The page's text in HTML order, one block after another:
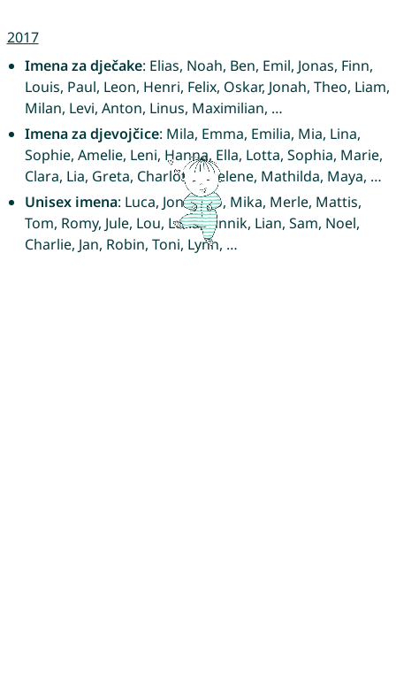
2017
Imena za dječake: Elias, Noah, Ben, Emil, Jonas, Finn,
Louis, Paul, Leon, Henri, Felix, Oskar, Jonah, Theo, Liam,
Milan, Levi, Anton, Linus, Maximilian, …
Imena za djevojčice: Mila, Emma, Emilia, Mia, Lina,
Sophie, Amelie, Leni, Hanna, Ella, Lotta, Sophia, Marie,
Clara, Lia, Greta, Charlotte, Helene, Mathilda, Maya, …
Unisex imena: Luca, Jona, Leo, Mika, Merle, Mattis,
Tom, Romy, Jule, Lou, Luka, Jannik, Lian, Sam, Noel,
Charlie, Jan, Robin, Toni, Lynn, …